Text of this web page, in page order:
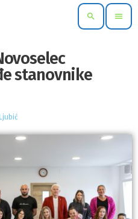
search menu
stanovnike